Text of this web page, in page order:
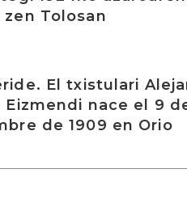
zen Tolosan
El txistulari
Eizmendi nace el 9
de 1909 en Orio